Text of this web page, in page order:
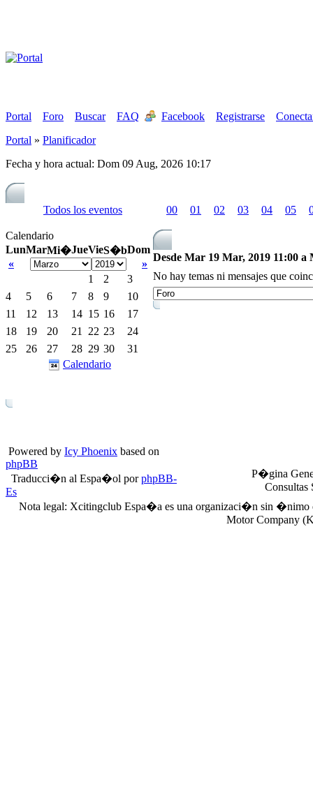
Portal Foro Buscar FAQ Facebook Registrarse
Portal » Planificador
Fecha y hora actual: Dom 09 Aug, 2026 10:17
Todos los eventos 00 01 02 03 04 05
Calendario
LunMarMi�JueVieS�bDom
«
»
1
2
3
4
5 6 7 8 9
10
11
12 13 14 15 16
17
18
19 20 21 22 23
24
25
26 27 28 29 30
31
Calendario
Desde Mar 19 Mar, 2019 11:00
No hay temas ni mensajes que
Powered by Icy Phoenix based on
phpBB
Traducci�n al Espa�ol porphpBB-
Es
P�gina
Nota legal: Xcitingclub Espa�a es una organizaci�n sin �nimo
Motor Company